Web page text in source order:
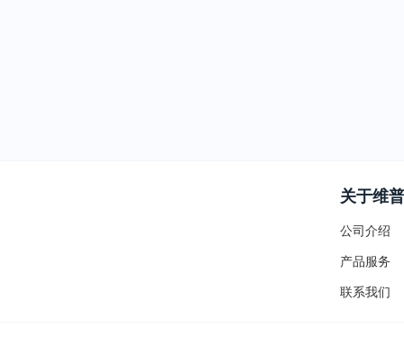
关于维普
公司介绍
产品服务
联系我们